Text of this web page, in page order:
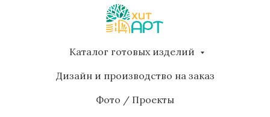
Каталог готовых изделий
Дизайн и производство на заказ
Фото / Проекты